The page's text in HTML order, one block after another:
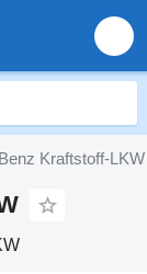
Kraftstoff-LKW